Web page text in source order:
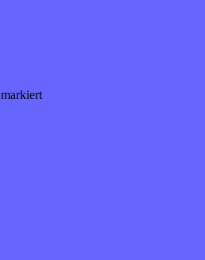
markiert